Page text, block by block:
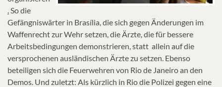
So die
Gefängniswärter in Brasília, die sich gegen Änderungen im
Waffenrecht zur Wehr setzen, die Ärzte, die für bessere
Arbeitsbedingungen demonstrieren, statt allein auf die
versprochenen ausländischen Ärzte zu setzen. Ebenso
beteiligen sich die Feuerwehren von Rio de Janeiro an den
Demos. Und zuletzt: Als kürzlich in Rio die Polizei gegen eine